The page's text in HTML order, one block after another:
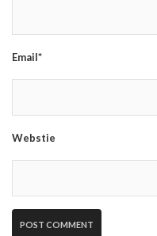
Email*
Webstie